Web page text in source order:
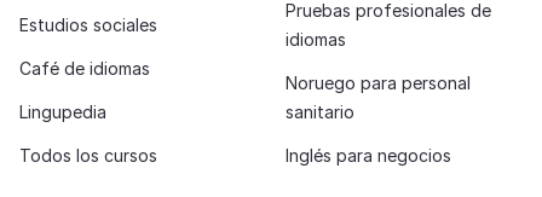
Estudios sociales
Café de idiomas
Lingupedia
Todos los cursos
Pruebas profesionales de
idiomas
Noruego para personal
sanitario
Inglés para negocios